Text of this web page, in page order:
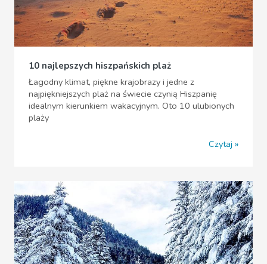
10 najlepszych hiszpańskich plaż
Łagodny klimat, piękne krajobrazy i jedne z
najpiękniejszych plaż na świecie czynią Hiszpanię
idealnym kierunkiem wakacyjnym. Oto 10 ulubionych
plaży
Czytaj